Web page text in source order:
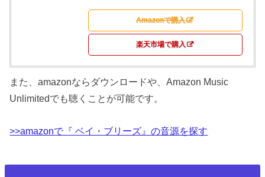
Amazonで購入
楽天市場で購入
また、amazonならダウンロードや、Amazon Music
Unlimitedでも聴くことが可能です。
>>amazonで『 ベイ・ブリーズ』の音源を探す